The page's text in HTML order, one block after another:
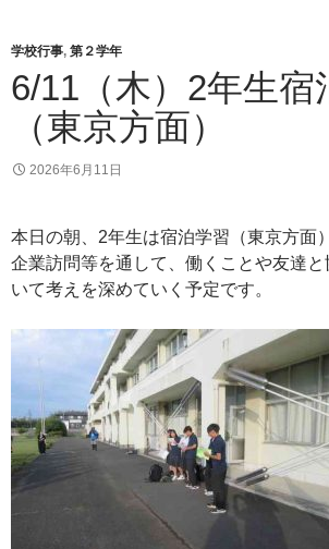
キ
ッ
プ
学校行事, 第２学年
6/11（木）2年生宿
（東京方面）
2026年6月11日
本日の朝、2年生は宿泊学習（東京方面
企業訪問等を通して、働くことや友達
いて考えを深めていく予定です。